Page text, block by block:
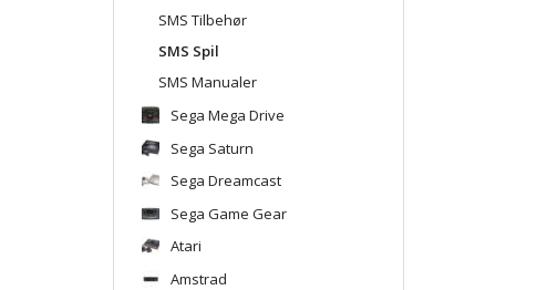
SMS Tilbehør
SMS Spil
SMS Manualer
Sega Mega Drive
Sega Saturn
Sega Dreamcast
Sega Game Gear
Atari
Amstrad